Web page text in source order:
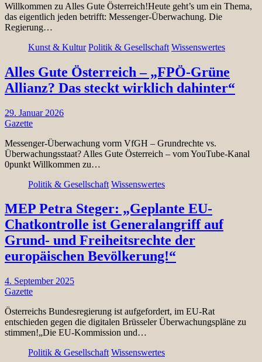
Willkommen zu Alles Gute Österreich!Heute geht’s um ein Thema,
das eigentlich jeden betrifft: Messenger-Überwachung. Die
Regierung…
Kunst & Kultur Politik & Gesellschaft Wissenswertes
Alles Gute Österreich – „FPÖ-Grüne
Allianz? Das steckt wirklich dahinter“
29. Januar 2026
Gazette
Messenger-Überwachung vorm VfGH – Grundrechte vs.
Überwachungsstaat? Alles Gute Österreich – vom YouTube-Kanal
0punkt Willkommen zu…
Politik & Gesellschaft Wissenswertes
MEP Petra Steger: „Geplante EU-
Chatkontrolle ist Generalangriff auf
Grund- und Freiheitsrechte der
europäischen Bevölkerung!“
4. September 2025
Gazette
Österreichs Bundesregierung ist aufgefordert, im EU-Rat
entschieden gegen die digitalen Brüsseler Überwachungspläne zu
stimmen!„Die EU-Kommission und…
Politik & Gesellschaft Wissenswertes